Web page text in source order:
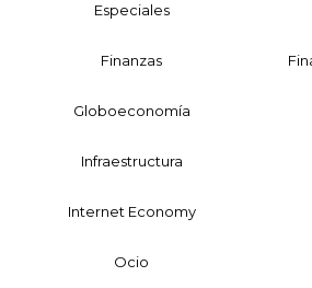
Especiales
Finanzas
Globoeconomía
Infraestructura
Internet Economy
Ocio